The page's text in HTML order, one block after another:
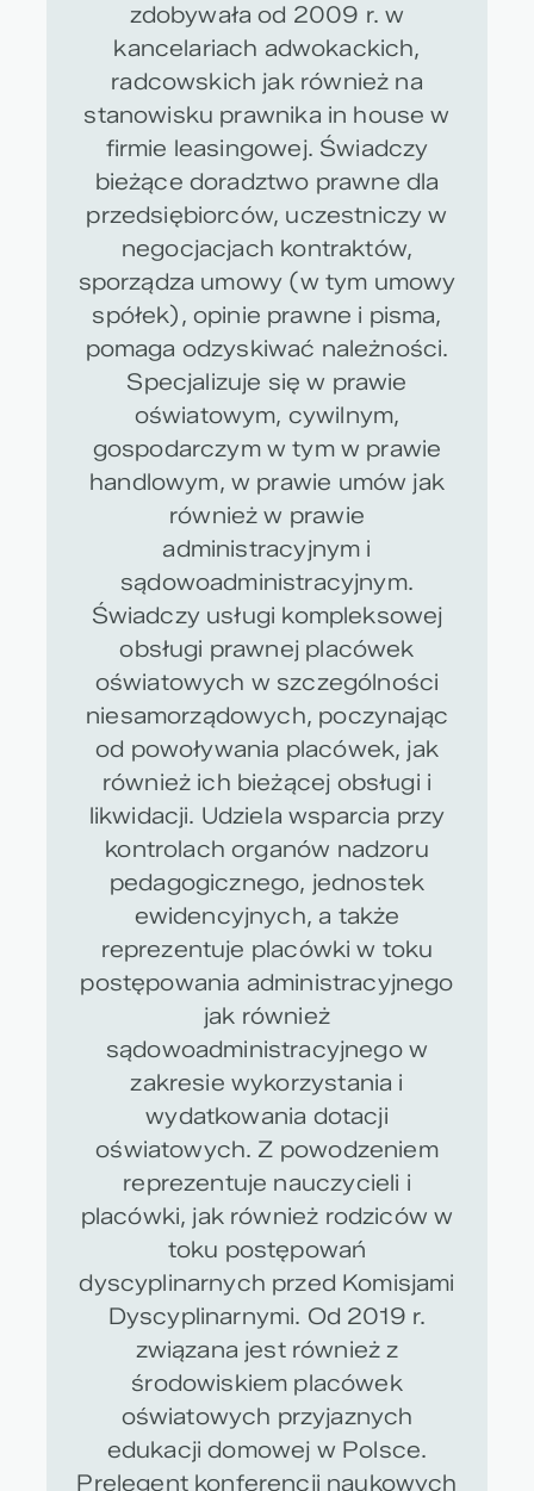
zdobywała od 2009 r. w
kancelariach adwokackich,
radcowskich jak również na
stanowisku prawnika in house w
firmie leasingowej. Świadczy
bieżące doradztwo prawne dla
przedsiębiorców, uczestniczy w
negocjacjach kontraktów,
sporządza umowy (w tym umowy
spółek), opinie prawne i pisma,
pomaga odzyskiwać należności.
Specjalizuje się w prawie
oświatowym, cywilnym,
gospodarczym w tym w prawie
handlowym, w prawie umów jak
również w prawie
administracyjnym i
sądowoadministracyjnym.
Świadczy usługi kompleksowej
obsługi prawnej placówek
oświatowych w szczególności
niesamorządowych, poczynając
od powoływania placówek, jak
również ich bieżącej obsługi i
likwidacji. Udziela wsparcia przy
kontrolach organów nadzoru
pedagogicznego, jednostek
ewidencyjnych, a także
reprezentuje placówki w toku
postępowania administracyjnego
jak również
sądowoadministracyjnego w
zakresie wykorzystania i
wydatkowania dotacji
oświatowych. Z powodzeniem
reprezentuje nauczycieli i
placówki, jak również rodziców w
toku postępowań
dyscyplinarnych przed Komisjami
Dyscyplinarnymi. Od 2019 r.
związana jest również z
środowiskiem placówek
oświatowych przyjaznych
edukacji domowej w Polsce.
Prelegent konferencji naukowych